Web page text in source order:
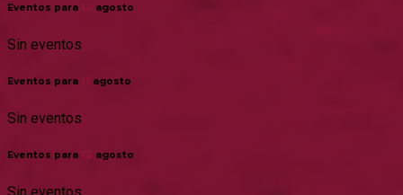
Eventos para agosto
Sin eventos
Eventos para agosto
Sin eventos
Eventos para agosto